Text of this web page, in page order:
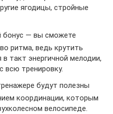
ягодицы, стройные
бонус — вы сможете
ритма, ведь крутить
такт энергичной мелодии,
всю тренировку.
будут полезны
координации, которым
велосипеде.